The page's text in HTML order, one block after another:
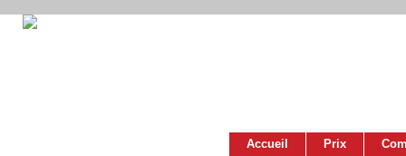
Accueil Prix